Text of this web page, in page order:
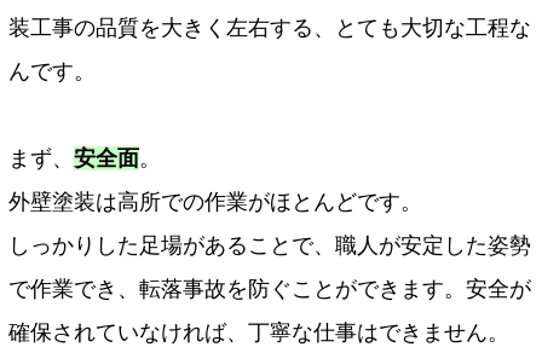
装工事の品質を大きく左右する、とても大切な工程な
んです。
まず、 安全面。
外壁塗装は高所での作業がほとんどです。
しっかりした足場があることで、職人が安定した姿勢
で作業でき、転落事故を防ぐことができます。安全が
確保されていなければ、丁寧な仕事はできません。